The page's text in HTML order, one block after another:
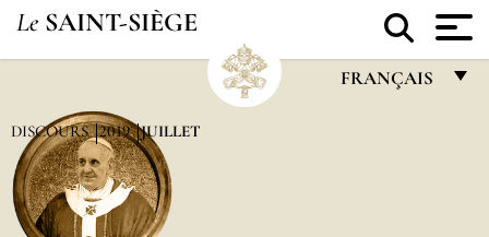
Le SAINT-SIÈGE
FRANÇAIS
DISCOURS 2019 JUILLET